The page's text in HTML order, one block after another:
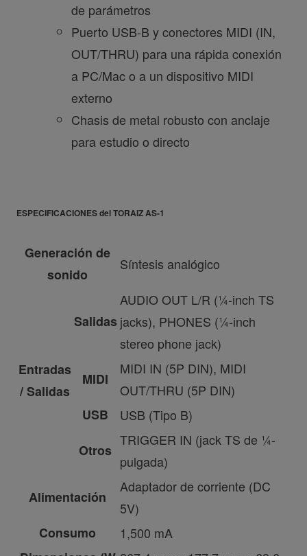
de parámetros
Puerto USB-B y conectores MIDI (IN,
OUT/THRU) para una rápida conexión
a PC/Mac o a un dispositivo MIDI
externo
Chasis de metal robusto con anclaje
para estudio o directo
ESPECIFICACIONES del TORAIZ AS-1
Generación de
sonido
Síntesis analógico
Entradas
/ Salidas
Salidas
AUDIO OUT L/R (¼-inch TS
jacks), PHONES (¼-inch
stereo phone jack)
MIDI
MIDI IN (5P DIN), MIDI
OUT/THRU (5P DIN)
USB
USB (Tipo B)
Otros
TRIGGER IN (jack TS de ¼-
pulgada)
Alimentación
Adaptador de corriente (DC
5V)
Consumo
1,500 mA